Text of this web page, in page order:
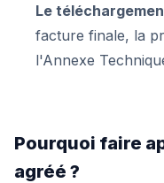
Le
facture finale, la
l'Annexe
Pourquoi faire
agréé ?